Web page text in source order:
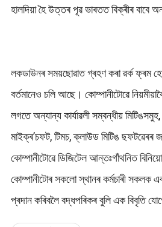
হালদিয়া হৈ উত্তৰ পূৱ ভাৰতত বিক্ৰীৰ বাবে
লকডাউনৰ সময়ছোৱাত গ্ৰহণ কৰা ৱৰ্ক ফ্ৰম
বৰ্তমানেও চলি আছে। কোম্পানীটোৱে
লগতে অন্যান্য কাৰ্যাৱলী সম্বন্ধীয়
মাইক্ৰ’চফট, টিমচ, ক্লাউড মিটিঙ ছফটৱেৰৰ
কোম্পানীটোৱে ডিজিটেল আন্তঃগাঁথনিত
কোম্পানীটোৰ সকলো স্থানৰ কৰ্মচাৰী সকলক
প্ৰদান কৰিবলৈ বদ্ধপৰিকৰ বুলি এক বিবৃতি